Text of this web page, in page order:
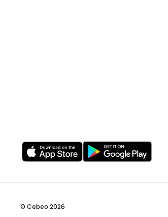
© Cebeo 2026